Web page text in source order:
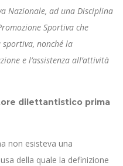
Nazionale, ad una Disciplina
Sportiva che
sportiva, nonché la
e l’assistenza all’attività
dilettantistico prima
non esisteva una
della quale la definizione